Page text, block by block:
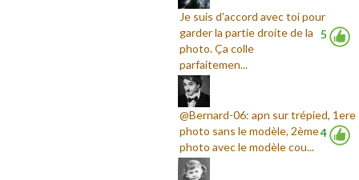
5
Je suis d'accord avec toi pour
garder la partie droite de la
photo. Ça colle
parfaitemen...
4
@Bernard-06: apn sur trépied, 1ere
photo sans le modèle, 2ème
photo avec le modèle cou...